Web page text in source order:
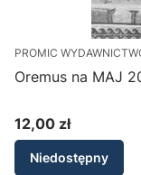
PROMIC
Cena
12,00 zł
Niedostępny